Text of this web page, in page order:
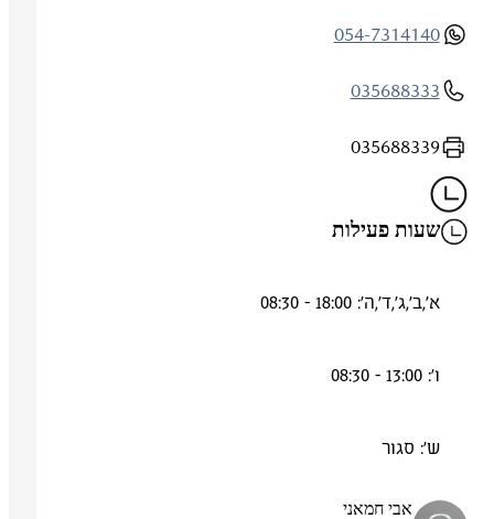
054-7314140
035688333
035688339
שעות פעילות
א',ב',ג',ד',ה': 18:00 - 08:30
ש': סגור
אבי חמאני